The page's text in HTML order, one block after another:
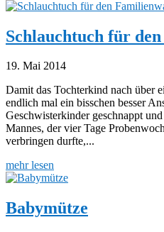
Schlauchtuch für
19. Mai 2014
Damit das Tochterkind nach über
endlich mal ein bisschen besser
Geschwisterkinder geschnappt
Mannes, der vier Tage
verbringen durfte,...
mehr lesen
Babymütze